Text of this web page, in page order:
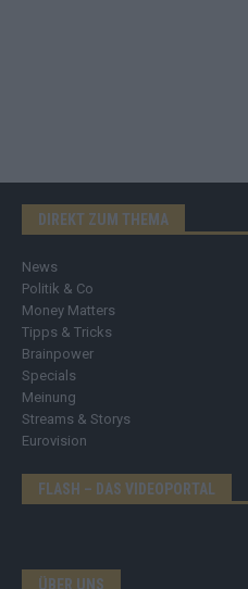
DIREKT ZUM THEMA
News
Politik & Co
Money Matters
Tipps & Tricks
Brainpower
Specials
Meinung
Streams & Storys
Eurovision
FLASH – DAS VIDEOPORTAL
ÜBER UNS